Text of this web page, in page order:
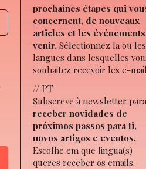
prochaines étapes qui
concernent, de nouveaux
articles et les
venir. Sélectionnez la ou les
langues dans lesquelles
souhaitez recevoir les e-
// PT
Subscreve à newsletter
receber novidades de
próximos passos para ti,
novos artigos e eventos.
Escolhe em que lingua(s)
queres receber os emails.